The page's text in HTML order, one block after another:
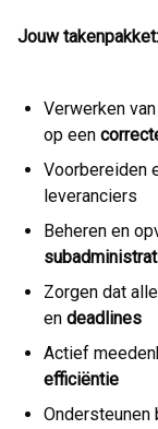
Jouw takenpakket:
Verwerken
op een
Voorbereiden
leveranciers
Beheren en
Zorgen dat
en deadlines
Actief
efficiëntie
Ondersteunen